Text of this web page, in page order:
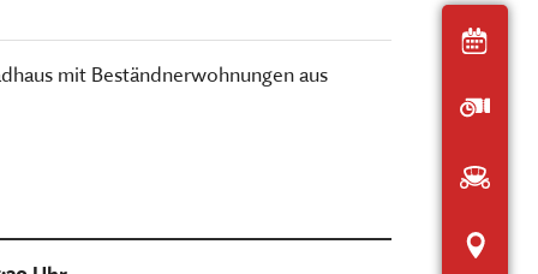
mit Beständnerwohnungen aus